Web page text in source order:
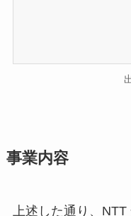
事業内容
上述した通り、